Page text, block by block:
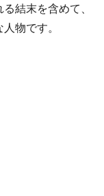
結末を含めて、
物です。